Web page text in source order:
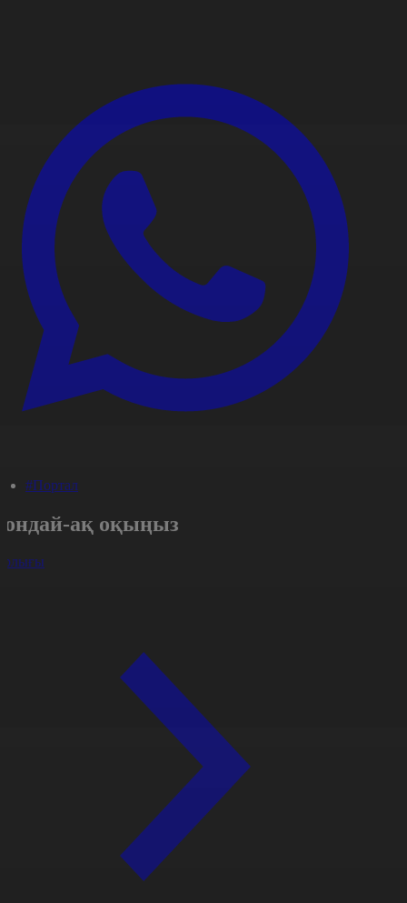
#Портал
ақ оқыңыз